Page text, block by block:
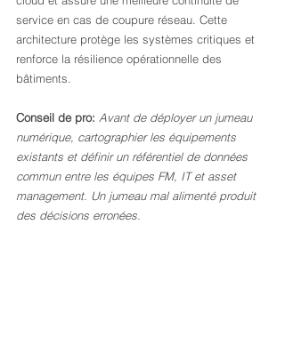
service en cas de coupure réseau. Cette
architecture protège les systèmes critiques et
renforce la résilience opérationnelle des
bâtiments.
Conseil de pro: Avant de déployer un jumeau
numérique, cartographier les équipements
existants et définir un référentiel de données
commun entre les équipes FM, IT et asset
management. Un jumeau mal alimenté produit
des décisions erronées.